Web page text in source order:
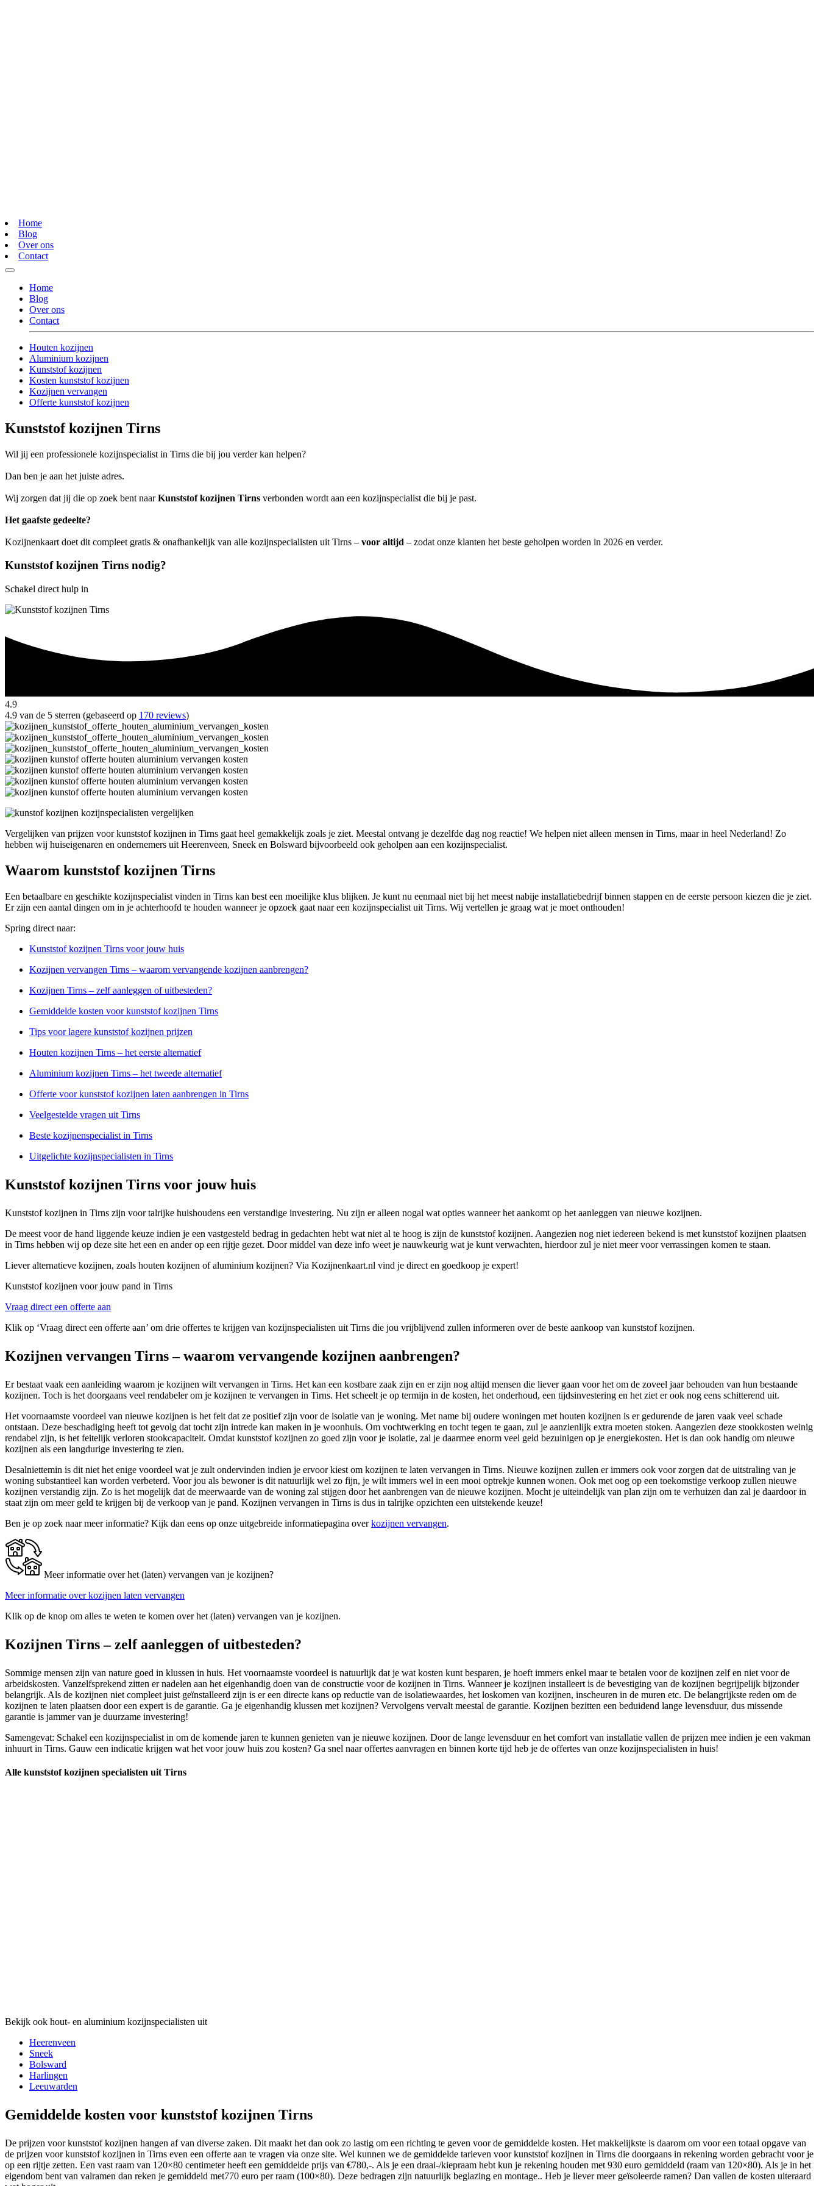
Home
Blog
Over ons
Contact
Home
Blog
Over ons
Contact
Houten kozijnen
Aluminium kozijnen
Kunststof kozijnen
Kosten kunststof kozijnen
Kozijnen vervangen
Offerte kunststof kozijnen
Kunststof kozijnen Tirns
Wil jij een professionele kozijnspecialist in Tirns die bij jou verder kan helpen?
Dan ben je aan het juiste adres.
Wij zorgen dat jij die op zoek bent naarKunststof kozijnen Tirns verbonden wordt aan een kozijnspecialist die bij je past.
Het gaafste gedeelte?
Kozijnenkaart doet dit compleet gratis & onafhankelijk van alle kozijnspecialisten uit Tirns – voor altijd – zodat onze klanten het beste geholpen worden in 2026 en verder.
Kunststof kozijnen Tirns nodig?
Schakel direct hulp in
4.9
4.9 van de 5 sterren (gebaseerd op 170 reviews)
Vergelijken van prijzen voor kunststof kozijnen in Tirns gaat heel gemakkelijk zoals je ziet. Meestal ontvang je dezelfde dag nog reactie! We helpen niet alleen mensen in Tirns, maar in heel Nederland! Zo
hebben wij huiseigenaren en ondernemers uit Heerenveen, Sneek en Bolsward bijvoorbeeld ook geholpen aan een kozijnspecialist.
Waarom kunststof kozijnen Tirns
Een betaalbare en geschikte kozijnspecialist vinden in Tirns kan best een moeilijke klus blijken. Je kunt nu eenmaal niet bij het meest nabije installatiebedrijf binnen stappen en de eerste persoon kiezen die je ziet.
Er zijn een aantal dingen om in je achterhoofd te houden wanneer je opzoek gaat naar een kozijnspecialist uit Tirns. Wij vertellen je graag wat je moet onthouden!
Spring direct naar:
Kunststof kozijnen Tirns voor jouw huis
Kozijnen vervangen Tirns – waarom vervangende kozijnen aanbrengen?
Kozijnen Tirns – zelf aanleggen of uitbesteden?
Gemiddelde kosten voor kunststof kozijnen Tirns
Tips voor lagere kunststof kozijnen prijzen
Houten kozijnen Tirns – het eerste alternatief
Aluminium kozijnen Tirns – het tweede alternatief
Offerte voor kunststof kozijnen laten aanbrengen in Tirns
Veelgestelde vragen uit Tirns
Beste kozijnenspecialist in Tirns
Uitgelichte kozijnspecialisten in Tirns
Kunststof kozijnen Tirns voor jouw huis
Kunststof kozijnen in Tirns zijn voor talrijke huishoudens een verstandige investering. Nu zijn er alleen nogal wat opties wanneer het aankomt op het aanleggen van nieuwe kozijnen.
De meest voor de hand liggende keuze indien je een vastgesteld bedrag in gedachten hebt wat niet al te hoog is zijn de kunststof kozijnen. Aangezien nog niet iedereen bekend is met kunststof kozijnen plaatsen
in Tirns hebben wij op deze site het een en ander op een rijtje gezet. Door middel van deze info weet je nauwkeurig wat je kunt verwachten, hierdoor zul je niet meer voor verrassingen komen te staan.
Liever alternatieve kozijnen, zoals houten kozijnen of aluminium kozijnen? Via Kozijnenkaart.nl vind je direct en goedkoop je expert!
Kunststof kozijnen voor jouw pand in Tirns
Vraag direct een offerte aan
Klik op ‘Vraag direct een offerte aan’ om drie offertes te krijgen van kozijnspecialisten uit Tirns die jou vrijblijvend zullen informeren over de beste aankoop van kunststof kozijnen.
Kozijnen vervangen Tirns – waarom vervangende kozijnen aanbrengen?
Er bestaat vaak een aanleiding waarom je kozijnen wilt vervangen in Tirns. Het kan een kostbare zaak zijn en er zijn nog altijd mensen die liever gaan voor het om de zoveel jaar behouden van hun bestaande
kozijnen. Toch is het doorgaans veel rendabeler om je kozijnen te vervangen in Tirns. Het scheelt je op termijn in de kosten, het onderhoud, een tijdsinvestering en het ziet er ook nog eens schitterend uit.
Het voornaamste voordeel van nieuwe kozijnen is het feit dat ze positief zijn voor de isolatie van je woning. Met name bij oudere woningen met houten kozijnen is er gedurende de jaren vaak veel schade
ontstaan. Deze beschadiging heeft tot gevolg dat tocht zijn intrede kan maken in je woonhuis. Om vochtwerking en tocht tegen te gaan, zul je aanzienlijk extra moeten stoken. Aangezien deze stookkosten weinig
rendabel zijn, is het feitelijk verloren stookcapaciteit. Omdat kunststof kozijnen zo goed zijn voor je isolatie, zal je daarmee enorm veel geld bezuinigen op je energiekosten. Het is dan ook handig om nieuwe
kozijnen als een langdurige investering te zien.
Desalniettemin is dit niet het enige voordeel wat je zult ondervinden indien je ervoor kiest om kozijnen te laten vervangen in Tirns. Nieuwe kozijnen zullen er immers ook voor zorgen dat de uitstraling van je
woning substantieel kan worden verbeterd. Voor jou als bewoner is dit natuurlijk wel zo fijn, je wilt immers wel in een mooi optrekje kunnen wonen. Ook met oog op een toekomstige verkoop zullen nieuwe
kozijnen verstandig zijn. Zo is het mogelijk dat de meerwaarde van de woning zal stijgen door het aanbrengen van de nieuwe kozijnen. Mocht je uiteindelijk van plan zijn om te verhuizen dan zal je daardoor in
staat zijn om meer geld te krijgen bij de verkoop van je pand. Kozijnen vervangen in Tirns is dus in talrijke opzichten een uitstekende keuze!
Ben je op zoek naar meer informatie? Kijk dan eens op onze uitgebreide informatiepagina overkozijnen vervangen.
Meer informatie over het (laten) vervangen van je kozijnen?
Meer informatie over kozijnen laten vervangen
Klik op de knop om alles te weten te komen over het (laten) vervangen van je kozijnen.
Kozijnen Tirns – zelf aanleggen of uitbesteden?
Sommige mensen zijn van nature goed in klussen in huis. Het voornaamste voordeel is natuurlijk dat je wat kosten kunt besparen, je hoeft immers enkel maar te betalen voor de kozijnen zelf en niet voor de
arbeidskosten. Vanzelfsprekend zitten er nadelen aan het eigenhandig doen van de constructie voor de kozijnen in Tirns. Wanneer je kozijnen installeert is de bevestiging van de kozijnen begrijpelijk bijzonder
belangrijk. Als de kozijnen niet compleet juist geïnstalleerd zijn is er een directe kans op reductie van de isolatiewaardes, het loskomen van kozijnen, inscheuren in de muren etc. De belangrijkste reden om de
kozijnen te laten plaatsen door een expert is de garantie. Ga je eigenhandig klussen met kozijnen? Vervolgens vervalt meestal de garantie. Kozijnen bezitten een beduidend lange levensduur, dus missende
garantie is jammer van je duurzame investering!
Samengevat: Schakel een kozijnspecialist in om de komende jaren te kunnen genieten van je nieuwe kozijnen. Door de lange levensduur en het comfort van installatie vallen de prijzen mee indien je een vakman
inhuurt in Tirns. Gauw een indicatie krijgen wat het voor jouw huis zou kosten? Ga snel naar offertes aanvragen en binnen korte tijd heb je de offertes van onze kozijnspecialisten in huis!
Alle kunststof kozijnen specialisten uit Tirns
Bekijk ook hout- en aluminium kozijnspecialisten uit
Heerenveen
Sneek
Bolsward
Harlingen
Leeuwarden
Gemiddelde kosten voor kunststof kozijnen Tirns
De prijzen voor kunststof kozijnen hangen af van diverse zaken. Dit maakt het dan ook zo lastig om een richting te geven voor de gemiddelde kosten. Het makkelijkste is daarom om voor een totaal opgave van
de prijzen voor kunststof kozijnen in Tirns even een offerte aan te vragen via onze site. Wel kunnen we de gemiddelde tarieven voor kunststof kozijnen in Tirns die doorgaans in rekening worden gebracht voor je
op een rijtje zetten. Een vast raam van 120×80 centimeter heeft een gemiddelde prijs van €780,-. Als je een draai-/kiepraam hebt kun je rekening houden met 930 euro gemiddeld (raam van 120×80). Als je in het
eigendom bent van valramen dan reken je gemiddeld met770 euro per raam (100×80). Deze bedragen zijn natuurlijk beglazing en montage.. Heb je liever meer geïsoleerde ramen? Dan vallen de kosten uiteraard